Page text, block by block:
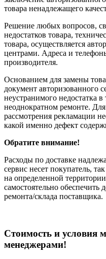
товара ненадлежащего
Решение любых вопросов,
недостатков товара,
товара, осуществляется
центрами. Адреса и
производителя.
Основанием для замены
документ авторизованного
неустранимого недостатка
неоднократном ремонте.
рассмотрения рекламации
какой именно дефект
Обратите внимание!
Расходы по доставке
сервис несет покупатель,
на определенной
самостоятельно обеспечить
ремонта/склада поставщика.
Cтоимость и условия
менеджерами!